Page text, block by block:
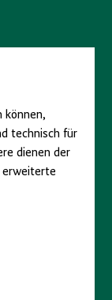
können,
technisch für
dienen der
erweiterte